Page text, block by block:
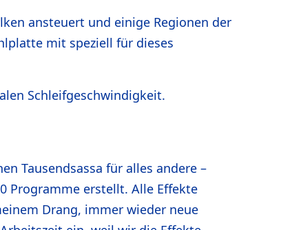
ansteuert und einige Regionen der
mit speziell für dieses
Schleifgeschwindigkeit.
Tausendsassa für alles andere –
Programme erstellt. Alle Effekte
Drang, immer wieder neue